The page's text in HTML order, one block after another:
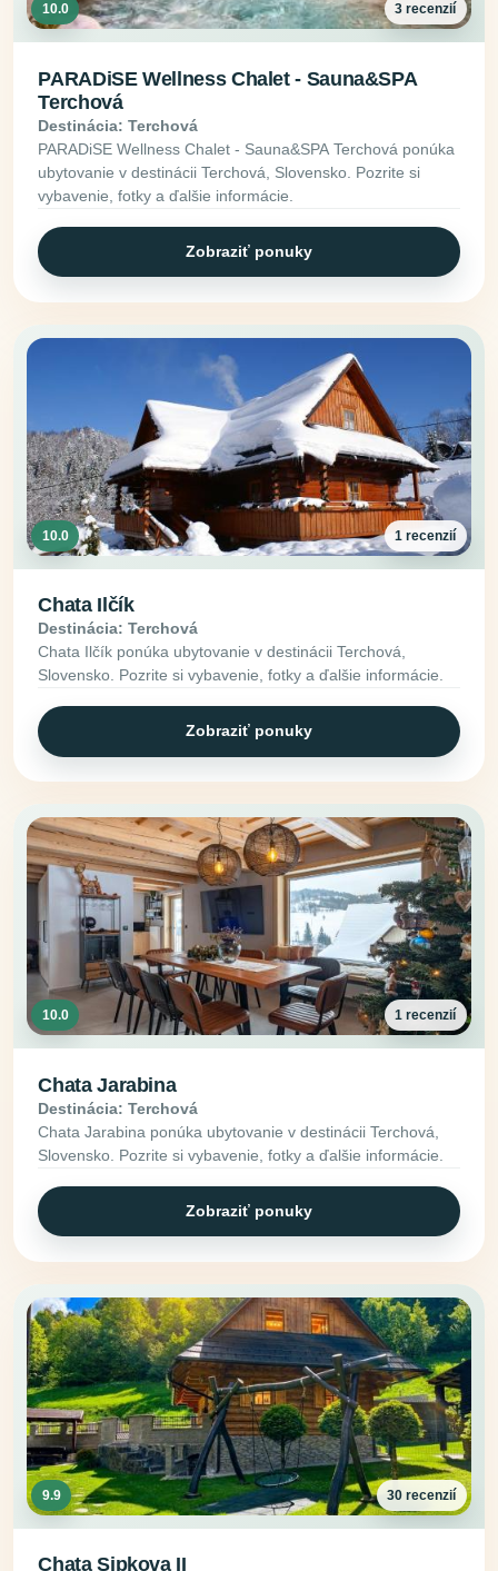
10.0 3 recenzií
PARADiSE Wellness Chalet - Sauna&SPA
Terchová
Destinácia: Terchová
PARADiSE Wellness Chalet - Sauna&SPA Terchová ponúka
ubytovanie v destinácii Terchová, Slovensko. Pozrite si
vybavenie, fotky a ďalšie informácie.
Zobraziť ponuky
10.0 1 recenzií
Chata Ilčík
Destinácia: Terchová
Chata Ilčík ponúka ubytovanie v destinácii Terchová,
Slovensko. Pozrite si vybavenie, fotky a ďalšie informácie.
Zobraziť ponuky
10.0 1 recenzií
Chata Jarabina
Destinácia: Terchová
Chata Jarabina ponúka ubytovanie v destinácii Terchová,
Slovensko. Pozrite si vybavenie, fotky a ďalšie informácie.
Zobraziť ponuky
9.9 30 recenzií
Chata Sipkova II